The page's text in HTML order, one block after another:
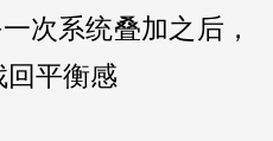
次系统叠加之后，
平衡感